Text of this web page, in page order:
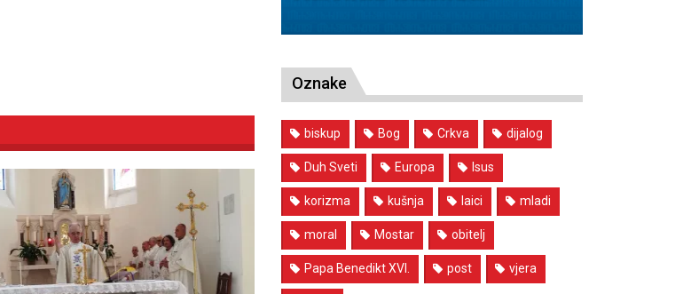
Oznake
biskup Bog Crkva dijalog
Duh Sveti Europa Isus
korizma kušnja laici mladi
moral Mostar obitelj
Papa Benedikt XVI. post vjera